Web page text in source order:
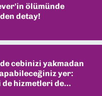
ölümünde
detay!
cebinizi yakmadan
yer:
de hizmetleri de